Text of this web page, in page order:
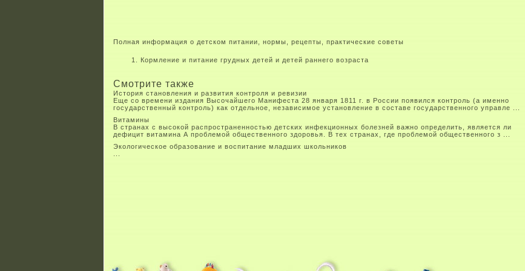
Полная информация о детском питании, нормы, рецепты, практические советы
Кормление и питание грудных детей и детей раннего возраста
Смотрите также
История становления и развития контроля и ревизии
Еще со времени издания Высочайшего Манифеста 28 января 1811 г. в России появился контроль (а именно
государственный контроль) как отдельное, независимое установление в составе государственного управле ...
Витамины
В странах с высокой распространенностью детских инфекционных болезней важно определить, является ли
дефицит витамина А проблемой общественного здоровья. В тех странах, где проблемой общественного з ...
Экологическое образование и воспитание младших школьников